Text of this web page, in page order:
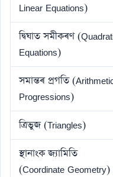
Linear Equations)
দ্বিঘাত সমীকৰণ
Equations)
সমান্তৰ প্ৰগতি
Progressions)
ত্ৰিভুজ (Triangles)
স্থানাংক জ্যামিতি
(Coordinate Geometry)